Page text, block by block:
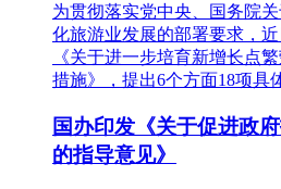
为贯彻落实党中央、国务院
化旅游业发展的部署要求，
《关于进一步培育新增长点
措施》，提出6个方面18项具
国办印发《关于促进政
的指导意见》